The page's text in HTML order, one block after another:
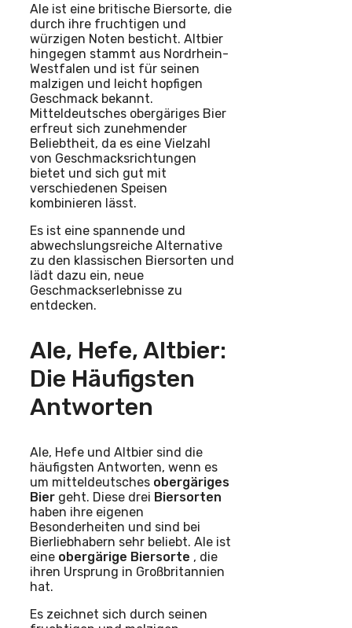
Ale ist eine britische Biersorte, die
durch ihre fruchtigen und
würzigen Noten besticht. Altbier
hingegen stammt aus Nordrhein-
Westfalen und ist für seinen
malzigen und leicht hopfigen
Geschmack bekannt.
Mitteldeutsches obergäriges Bier
erfreut sich zunehmender
Beliebtheit, da es eine Vielzahl
von Geschmacksrichtungen
bietet und sich gut mit
verschiedenen Speisen
kombinieren lässt.
Es ist eine spannende und
abwechslungsreiche Alternative
zu den klassischen Biersorten und
lädt dazu ein, neue
Geschmackserlebnisse zu
entdecken.
Ale, Hefe, Altbier:
Die Häufigsten
Antworten
Ale, Hefe und Altbier sind die
häufigsten Antworten, wenn es
um mitteldeutsches obergäriges
Bier geht. Diese drei Biersorten
haben ihre eigenen
Besonderheiten und sind bei
Bierliebhabern sehr beliebt. Ale ist
eine obergärige Biersorte , die
ihren Ursprung in Großbritannien
hat.
Es zeichnet sich durch seinen